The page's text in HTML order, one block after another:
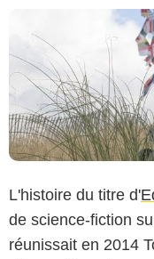
L'histoire du titre d'
de science-fiction
réunissait en 2014